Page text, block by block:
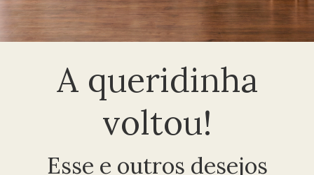
A queridinha
voltou!
Esse e outros desejos